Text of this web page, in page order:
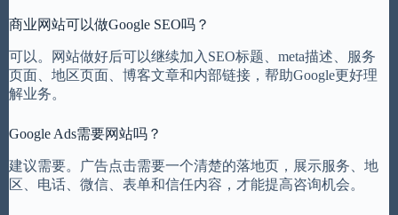
商业网站可以做Google SEO吗？
可以。网站做好后可以继续加入SEO标题、meta描述、服务
页面、地区页面、博客文章和内部链接，帮助Google更好理
解业务。
Google Ads需要网站吗？
建议需要。广告点击需要一个清楚的落地页，展示服务、地
区、电话、微信、表单和信任内容，才能提高咨询机会。